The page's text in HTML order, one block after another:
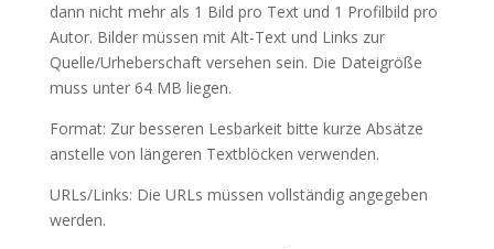
dann nicht mehr als 1 Bild pro Text und 1 Profilbild pro
Autor. Bilder müssen mit Alt-Text und Links zur
Quelle/Urheberschaft versehen sein. Die Dateigröße
muss unter 64 MB liegen.
Format: Zur besseren Lesbarkeit bitte kurze Absätze
anstelle von längeren Textblöcken verwenden.
URLs/Links: Die URLs müssen vollständig angegeben
werden.